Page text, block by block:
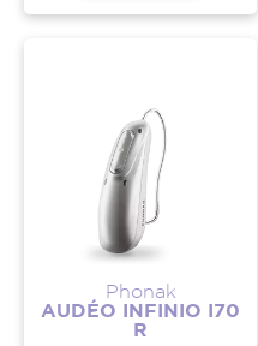
Phonak
AUDÉO INFINIO I70
R